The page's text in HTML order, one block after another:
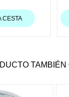
CESTA
TAMBIÉN